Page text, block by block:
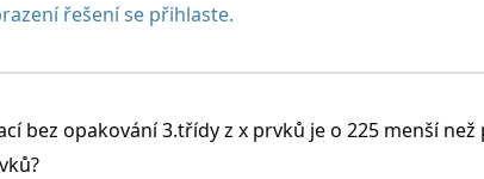
řešení se přihlaste.
bez opakování 3.třídy z x prvků je o 225 menší